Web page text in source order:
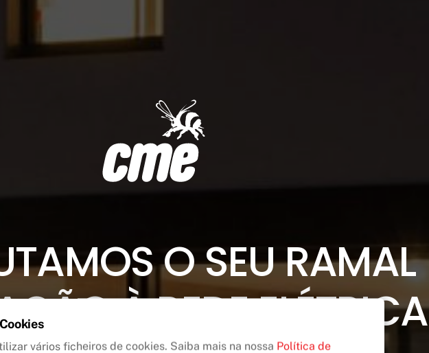
O SEU RAMAL
À REDE ELÉTRICA
vários ficheiros de cookies. Saiba mais na nossa Política de